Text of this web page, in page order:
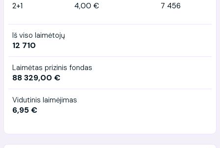
2+1 4,00 € 7 456
Iš viso laimėtojų
12 710
Laimėtas prizinis fondas
88 329,00 €
Vidutinis laimėjimas
6,95 €